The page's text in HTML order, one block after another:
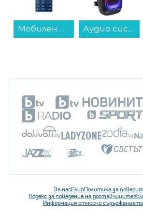
Аудио система JBL Partybox 330 BLKEP... Хладилник с фризер Bosch KGN36VLED , 326 l, E , No Frost...
За насЕкипПолитика за
Кодекс за поведение на доставчиците
Информация относно съдържанието